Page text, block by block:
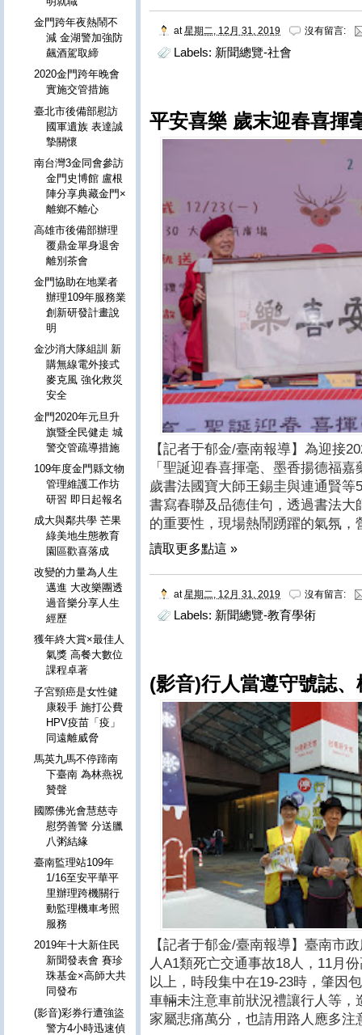
at星期二, 12月 31, 2019 沒有留言:
Labels: 新聞總覽-社會
平安喜樂 歲末迎春喜揮
【記者于郁金/臺南報導】為迎接
「聖誕迎春喜揮毫、墨香揚德福
歲書法國寶大師王錫圭與連通賢
書寫春聯及品德佳句，透過書法
的重要性，現場熱鬧踴躍的氣氛，
讀取更多點這 »
at星期二, 12月 31, 2019 沒有留言:
Labels: 新聞總覽-教育學術
(影音)行人當遵守號誌
【記者于郁金/臺南報導】臺南市
人A1類死亡交通事故18人，11月
以上，時段集中在19-23時，肇因
車輛未注意車前狀況禮讓行人等
家屬悲痛萬分，也請用路人應多
金門跨年夜熱鬧不
減 金湖警加強防
飆酒駕取締
2020金門跨年晚會
實施交管措施
臺北市後備部慰訪
國軍遺族 表達誠
摯關懷
南台灣3金同會參訪
金門史博館 盧根
陣分享典藏金門×
離鄉不離心
高雄市後備部辦理
覆鼎金單身退舍
離別茶會
金門協助在地業者
辦理109年服務業
創新研發計畫說
明
金沙消大隊組訓 新
購無線電外接式
麥克風 強化救災
安全
金門2020年元旦升
旗暨全民健走 城
警交管疏導措施
109年度金門縣文物
管理維護工作坊
研習 即日起報名
成大與鄰共學 芒果
綠美地生態教育
園區歡喜落成
改變的力量為人生
邁進 大改樂團透
過音樂分享人生
經歷
獲年終大賞×最佳人
氣獎 高餐大數位
課程卓著
子宮頸癌是女性健
康殺手 施打公費
HPV疫苗「疫」
同遠離威脅
馬英九馬不停蹄南
下臺南 為林燕祝
贊聲
國際佛光會慧慈寺
慰勞善警 分送臘
八粥結緣
臺南監理站109年
1/16至安平華平
里辦理跨機關行
動監理機車考照
服務
2019年十大新住民
新聞發表會 賽珍
珠基金×高師大共
同發布
(影音)彩券行遭強盜
警方4小時迅速偵